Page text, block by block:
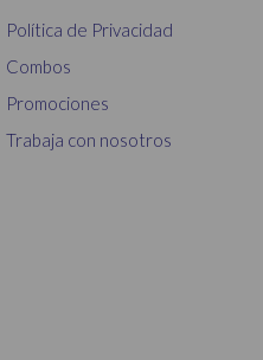
Política de Privacidad
Combos
Promociones
Trabaja con nosotros